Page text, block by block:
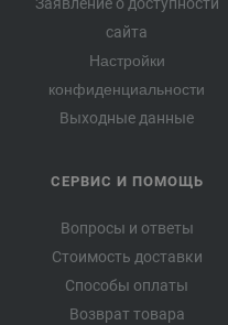
Заявление о доступности
сайта
Настройки
конфиденциальности
Выходные данные
СЕРВИС И ПОМОЩЬ
Вопросы и ответы
Стоимость доставки
Способы оплаты
Возврат товара